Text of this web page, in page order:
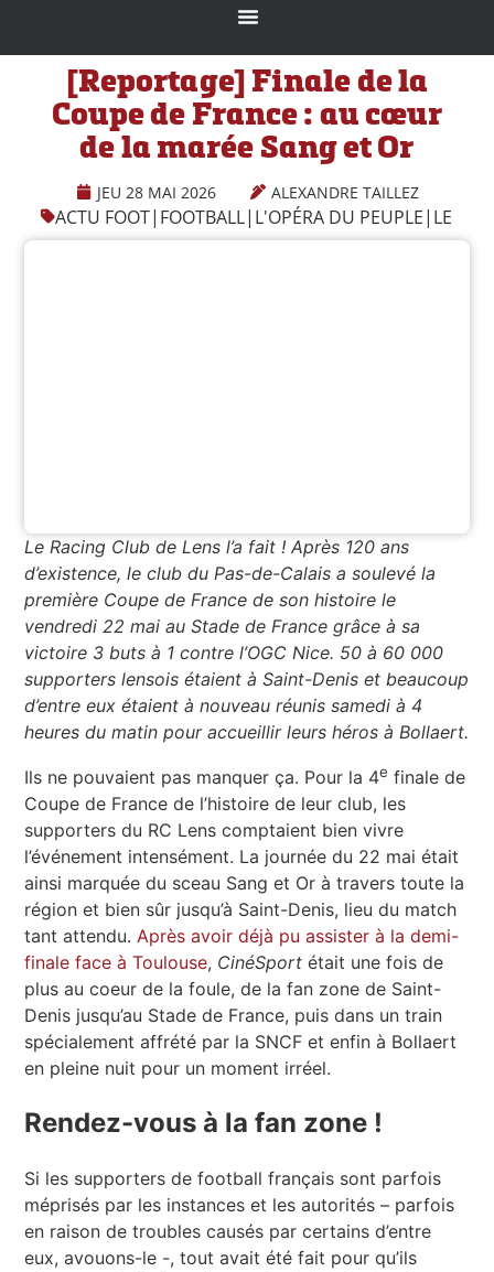
[Reportage] Finale de la
Coupe de France : au cœur
de la marée Sang et Or
JEU 28 MAI 2026 ALEXANDRE TAILLEZ
ACTU FOOT| FOOTBALL| L'OPÉRA DU PEUPLE| LE
Le Racing Club de Lens l’a fait ! Après 120 ans
d’existence, le club du Pas-de-Calais a soulevé la
première Coupe de France de son histoire le
vendredi 22 mai au Stade de France grâce à sa
victoire 3 buts à 1 contre l’OGC Nice. 50 à 60 000
supporters lensois étaient à Saint-Denis et beaucoup
d’entre eux étaient à nouveau réunis samedi à 4
heures du matin pour accueillir leurs héros à Bollaert.
Ils ne pouvaient pas manquer ça. Pour la 4e finale de
Coupe de France de l’histoire de leur club, les
supporters du RC Lens comptaient bien vivre
l’événement intensément. La journée du 22 mai était
ainsi marquée du sceau Sang et Or à travers toute la
région et bien sûr jusqu’à Saint-Denis, lieu du match
tant attendu.Après avoir déjà pu assister à la demi-
finale face à Toulouse, CinéSport était une fois de
plus au coeur de la foule, de la fan zone de Saint-
Denis jusqu’au Stade de France, puis dans un train
spécialement affrété par la SNCF et enfin à Bollaert
en pleine nuit pour un moment irréel.
Rendez-vous à la fan zone !
Si les supporters de football français sont parfois
méprisés par les instances et les autorités – parfois
en raison de troubles causés par certains d’entre
eux, avouons-le -, tout avait été fait pour qu’ils